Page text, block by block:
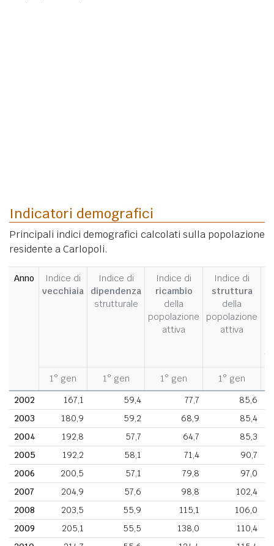
Indicatori demografici
Principali indici demografici calcolati sulla popolazione
residente a Carlopoli.
Anno
Indice di
vecchiaia
Indice di
dipendenza
strutturale
Indice di
ricambio
della
popolazione
attiva
Indice di
struttura
della
popolazione
attiva
1° gen 1° gen 1° gen 1° gen
2002
167,1 59,4 77,7
85,6
2003
180,9 59,2 68,9
85,4
2004
192,8 57,7 64,7
85,3
2005
192,2 58,1 71,4
90,7
2006
200,5 57,1 79,8
97,0
2007
204,9 57,6 98,8
102,4
2008
203,5 55,9 115,1
106,0
2009
205,1 55,5 138,0
110,4